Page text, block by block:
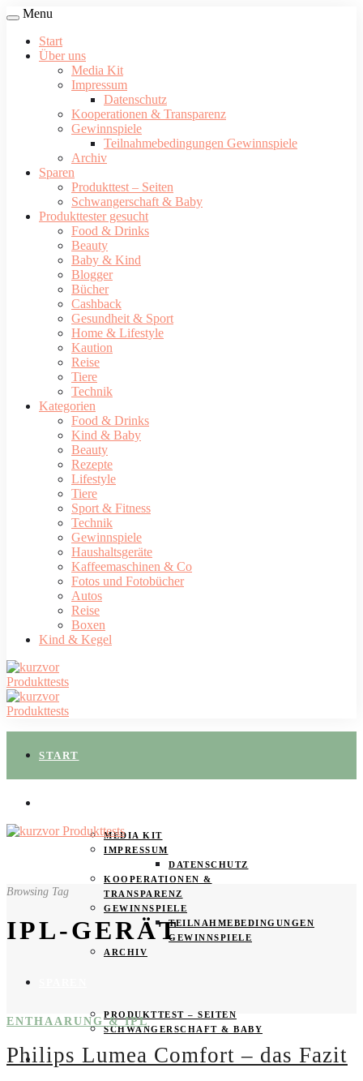
Menu
Start
Über uns
Media Kit
Impressum
Datenschutz
Kooperationen & Transparenz
Gewinnspiele
Teilnahmebedingungen Gewinnspiele
Archiv
Sparen
Produkttest – Seiten
Schwangerschaft & Baby
Produkttester gesucht
Food & Drinks
Beauty
Baby & Kind
Blogger
Bücher
Cashback
Gesundheit & Sport
Home & Lifestyle
Kaution
Reise
Tiere
Technik
Kategorien
Food & Drinks
Kind & Baby
Beauty
Rezepte
Lifestyle
Tiere
Sport & Fitness
Technik
Gewinnspiele
Haushaltsgeräte
Kaffeemaschinen & Co
Fotos und Fotobücher
Autos
Reise
Boxen
Kind & Kegel
START
MEDIA KIT
IMPRESSUM
DATENSCHUTZ
KOOPERATIONEN &
TRANSPARENZ
GEWINNSPIELE
TEILNAHMEBEDINGUNGEN
GEWINNSPIELE
ARCHIV
PRODUKTTEST – SEITEN
SCHWANGERSCHAFT & BABY
PRODUKTTESTER GESUCHT
Browsing Tag
IPL-GERÄT
ENTHAARUNG & IPL
Philips Lumea Comfort – das Fazit